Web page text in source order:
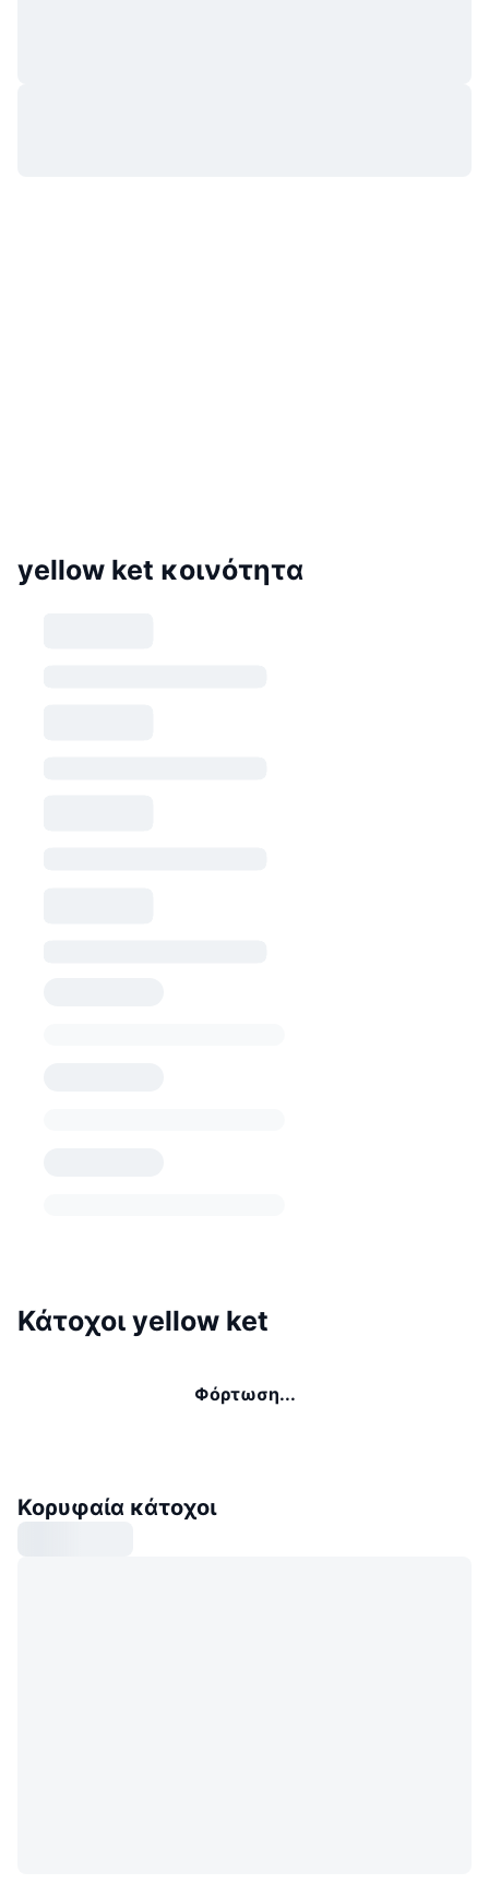
yellow ket κοινότητα
Κάτοχοι yellow ket
Φόρτωση...
Κορυφαία κάτοχοι